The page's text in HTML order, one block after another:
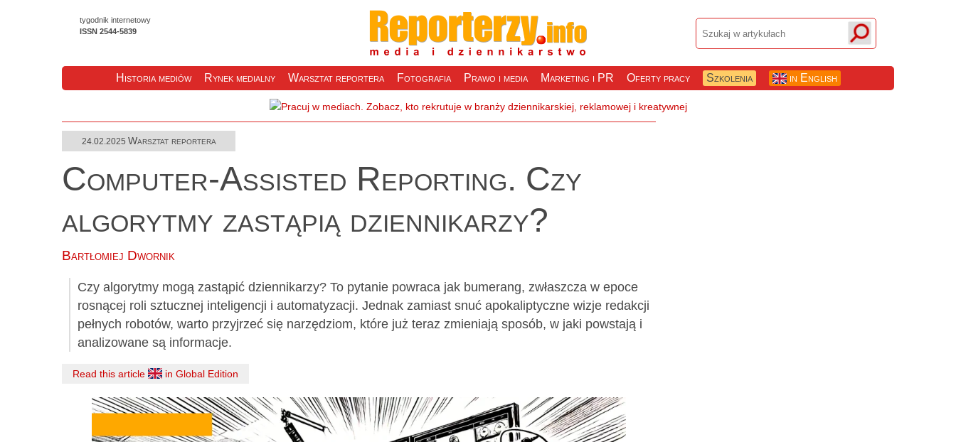
Historia mediów Rynek medialny Warsztat reportera Fotografia Prawo i media Marketing i PR Oferty pracy Szkolenia in English
tygodnik internetowy
ISSN 2544-5839
24.02.2025 Warsztat reportera
Computer-Assisted Reporting. Czy
algorytmy zastąpią dziennikarzy?
Bartłomiej Dwornik
Czy algorytmy mogą zastąpić dziennikarzy? To pytanie powraca jak bumerang, zwłaszcza w epoce
rosnącej roli sztucznej inteligencji i automatyzacji. Jednak zamiast snuć apokaliptyczne wizje redakcji
pełnych robotów, warto przyjrzeć się narzędziom, które już teraz zmieniają sposób, w jaki powstają i
analizowane są informacje.
Read this article in Global Edition